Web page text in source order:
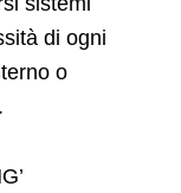
di ogni
o